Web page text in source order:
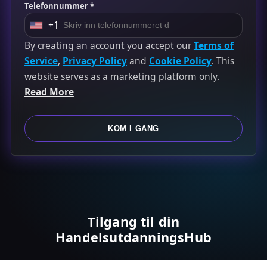
Telefonnummer *
U
n
i
t
e
t
a
+1
By creating an account you accept ourTerms of
Service, Privacy Policyand Cookie Policy. This
website serves as a marketing platform only.
Read More
KOM I GANG
Tilgang til din
HandelsutdanningsHub